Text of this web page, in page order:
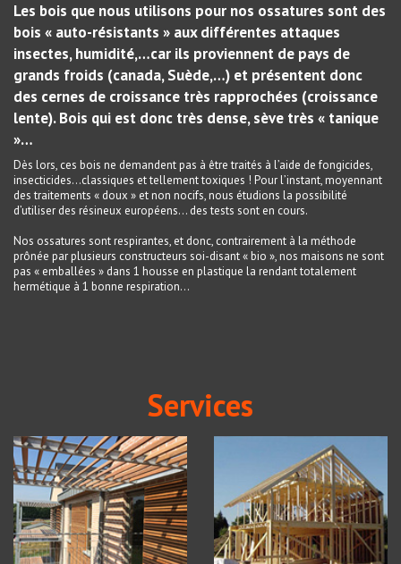
Les bois que nous utilisons pour nos ossatures sont des
bois « auto-résistants » aux différentes attaques
insectes, humidité,…car ils proviennent de pays de
grands froids (canada, Suède,…) et présentent donc
des cernes de croissance très rapprochées (croissance
lente). Bois qui est donc très dense, sève très « tanique
»…
Dès lors, ces bois ne demandent pas à être traités à l’aide de fongicides,
insecticides…classiques et tellement toxiques ! Pour l’instant, moyennant
des traitements « doux » et non nocifs, nous étudions la possibilité
d’utiliser des résineux européens… des tests sont en cours.
Nos ossatures sont respirantes, et donc, contrairement à la méthode
prônée par plusieurs constructeurs soi-disant « bio », nos maisons ne sont
pas « emballées » dans 1 housse en plastique la rendant totalement
hermétique à 1 bonne respiration…
Services